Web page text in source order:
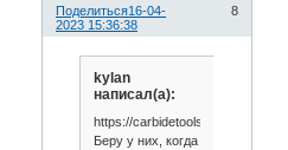
Поделиться 8
16-04-
2023 15:36:38
kylan
написал(а):
https://carbidetools.ru/
Беру у них, когда